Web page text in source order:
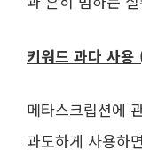
키워드 과다 사용
메타스크립션에
과도하게 사용하